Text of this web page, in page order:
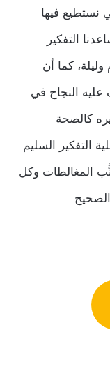
نستطيع فيها
التفكير
كما أن
النجاح في
كالصحة
التفكير السليم
المغالطات وكل